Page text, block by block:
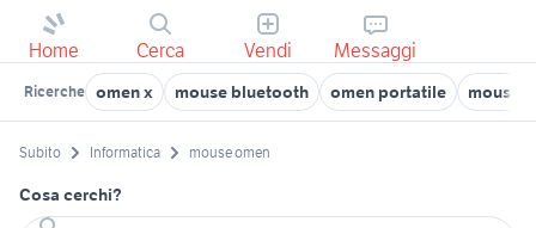
Home Cerca Vendi Messaggi
Ricerche omen x mouse bluetooth omen portatile mouse
Subito Informatica mouse omen
Cosa cerchi?